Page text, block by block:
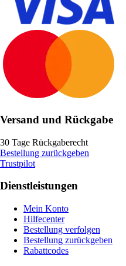
Versand und Rückgabe
30 Tage Rückgaberecht
Bestellung zurückgeben
Trustpilot
Dienstleistungen
Mein Konto
Hilfecenter
Bestellung verfolgen
Bestellung zurückgeben
Rabattcodes